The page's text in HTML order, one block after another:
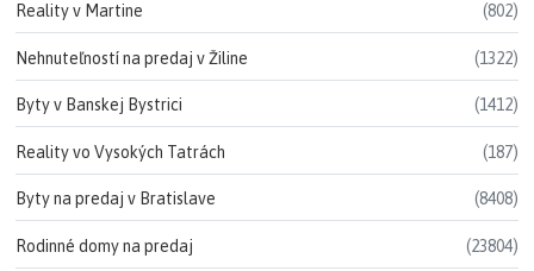
Reality v Martine (802)
Nehnuteľností na predaj v Žiline (1322)
Byty v Banskej Bystrici (1412)
Reality vo Vysokých Tatrách (187)
Byty na predaj v Bratislave (8408)
Rodinné domy na predaj (23804)